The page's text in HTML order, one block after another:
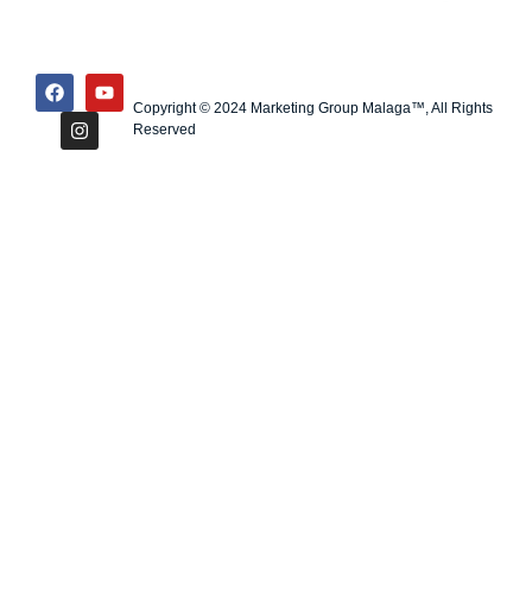
Copyright © 2024 Marketing Group Malaga™, All Rights
Reserved